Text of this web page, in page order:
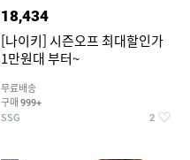
18,434
[나이키] 시즌오프 최대할인가
1만원대 부터~
무료배송
구매 999+
SSG 2